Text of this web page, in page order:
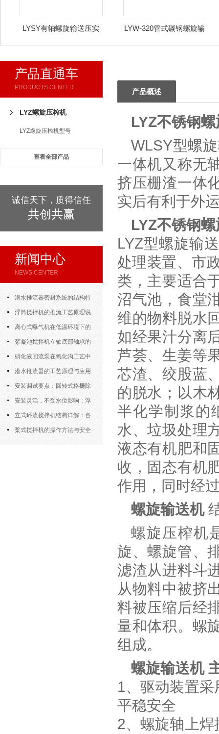
LYSY有轴螺旋输送压实
LYW-320管式碳钢螺旋输
产品直通车
PRODUCTS CENTER
LYZ螺旋压榨机
LYZ螺旋压榨机型号
查看全部产品
诚信天下，质得信任
共创共赢
新闻中心
NEWS CENTER
潜水推流器密封系统的结构特
点与渗漏故障处理
浮筒搅拌机的推流工艺原理说
明 离心式曝气机在低温环境下的
运行特性与防冻措施
絮凝池搅拌机立轴底部轴承的
密封防水与免维护设计
硝化液回流泵在氧化沟工艺中
的布置位置对回流效果的影响
潜水推流器的工艺原理与应用
逻辑安装调试要点：回转式格栅除
污机的土建配合要求与水平度校准
安装灵活，不受水位影响：浮
筒式曝气机的结构优势与适用场景
立式环流搅拌机结构详解：各
部件的功能与协同
桨式搅拌机的操作方法与安全
产品概述
LYZ不锈钢
WLSY型螺
一体机又称无
挤压栅渣一体
实后有利于外
LYZ不锈钢
LYZ型螺旋输
处理装置、市
类，主要适合
沼气池，食堂
维的物料脱水
如经果汁分离
芦荟、生姜等
芯渣、绞股蓝
的脱水；以木
半化学制浆的
水、垃圾处理
液态有机肥和
收，固态有机
作用，同时经
螺旋输送机
螺旋压榨机
旋、螺旋管、
滤渣从进料斗
从物料中被挤
料被压缩后经
量和体积。螺
组成。
螺旋输送机
1、驱动装置
平稳安全
2、螺旋轴上